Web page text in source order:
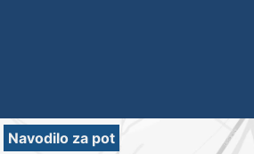
Navodilo za pot